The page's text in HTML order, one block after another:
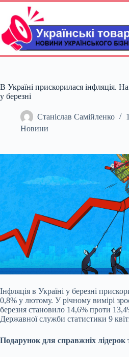
Перейти
вмісту
В Україні прискорилася інфляція.
у березні
Станіслав Самійленко
Новини
Інфляція в Україні у березні
0,8% у лютому. У річному вимірі
березня становило 14,6% проти
Державної служби статистики 9
Подарунок для справжніх лідерок